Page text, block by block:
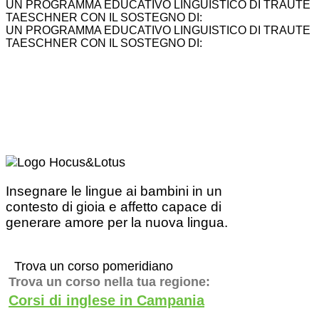
UN PROGRAMMA EDUCATIVO LINGUISTICO DI TRAUTE
TAESCHNER CON IL SOSTEGNO DI:
UN PROGRAMMA EDUCATIVO LINGUISTICO DI TRAUTE
TAESCHNER CON IL SOSTEGNO DI:
Insegnare le lingue ai bambini in un
contesto di gioia e affetto capace di
generare amore per la nuova lingua.
Trova un corso pomeridiano
Trova un corso nella tua regione:
Corsi di inglese in Campania